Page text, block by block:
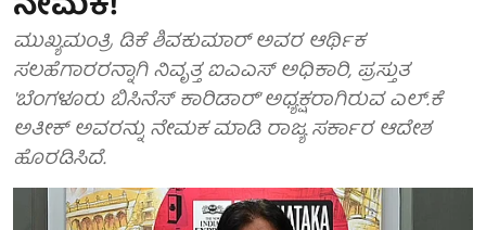
ಮುಖ್ಯಮಂತ್ರಿ ಡಿಕೆ ಶಿವಕುಮಾರ್ ಅವರ ಆರ್ಥಿಕ
ಸಲಹೆಗಾರರನ್ನಾಗಿ ನಿವೃತ್ತ ಐಎಎಸ್ ಅಧಿಕಾರಿ, ಪ್ರಸ್ತುತ
'ಬೆಂಗಳೂರು ಬಿಸಿನೆಸ್ ಕಾರಿಡಾರ್' ಅಧ್ಯಕ್ಷರಾಗಿರುವ ಎಲ್.ಕೆ
ಅತೀಕ್ ಅವರನ್ನು ನೇಮಕ ಮಾಡಿ ರಾಜ್ಯ ಸರ್ಕಾರ ಆದೇಶ
ಹೊರಡಿಸಿದೆ.